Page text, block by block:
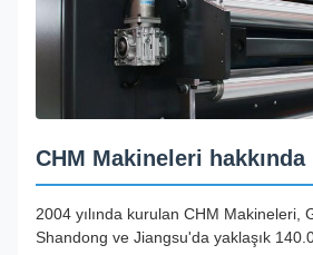
CHM Makineleri hakkında
2004 yılında kurulan CHM Makineleri,
Shandong ve Jiangsu'da yaklaşık